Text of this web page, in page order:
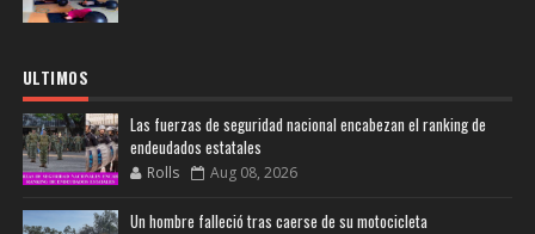
ULTIMOS
Las fuerzas de seguridad nacional encabezan el ranking de
endeudados estatales
Rolls Aug 08, 2026
Un hombre falleció tras caerse de su motocicleta